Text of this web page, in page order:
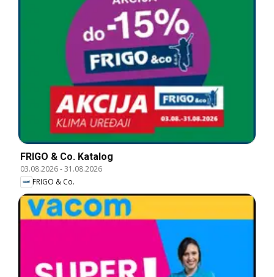
FRIGO & Co. Katalog
03.08.2026-31.08.2026
FRIGO & Co.